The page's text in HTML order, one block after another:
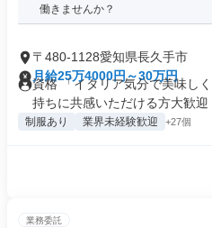
働きませんか？
〒480-1128愛知県長久手市
月給25万4000円～30万円
資格 「イタリア気分で美味し
持ちに共感いただける方大歓迎
制服あり 業界未経験歓迎 +27個
業務委託